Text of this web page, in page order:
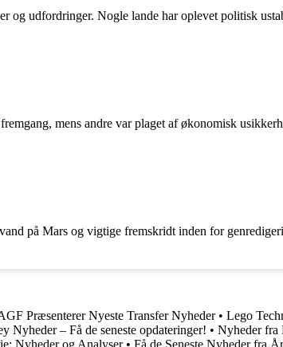
udfordringer. Nogle lande har oplevet politisk
mens andre var plaget af økonomisk
på Mars og vigtige fremskridt inden for
Præsenterer Nyeste Transfer Nyheder• Lego
Nyheder – Få de seneste opdateringer! • Nyheder fra